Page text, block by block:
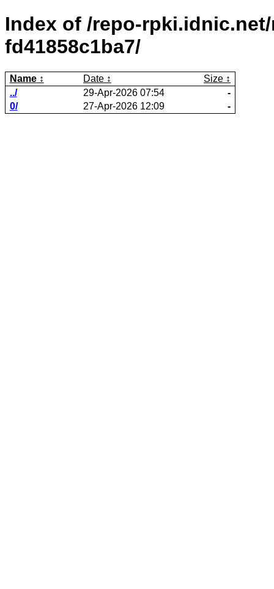
Index of /repo-
fd41858c1ba7/
Name Date
Size
../
29-Apr-2026 07:54
-
0/
27-Apr-2026 12:09 -